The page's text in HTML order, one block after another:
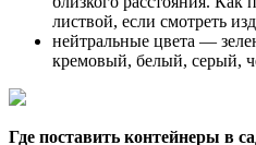
листвой, если смотреть
нейтральные цвета —
кремовый, белый, серый,
Где поставить контейнеры в